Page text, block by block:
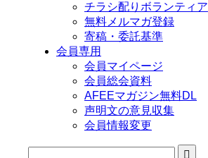
チラシ配りボランティア
無料メルマガ登録
寄稿・委託基準
会員専用
会員マイページ
会員総会資料
AFEEマガジン無料DL
声明文の意見収集
会員情報変更